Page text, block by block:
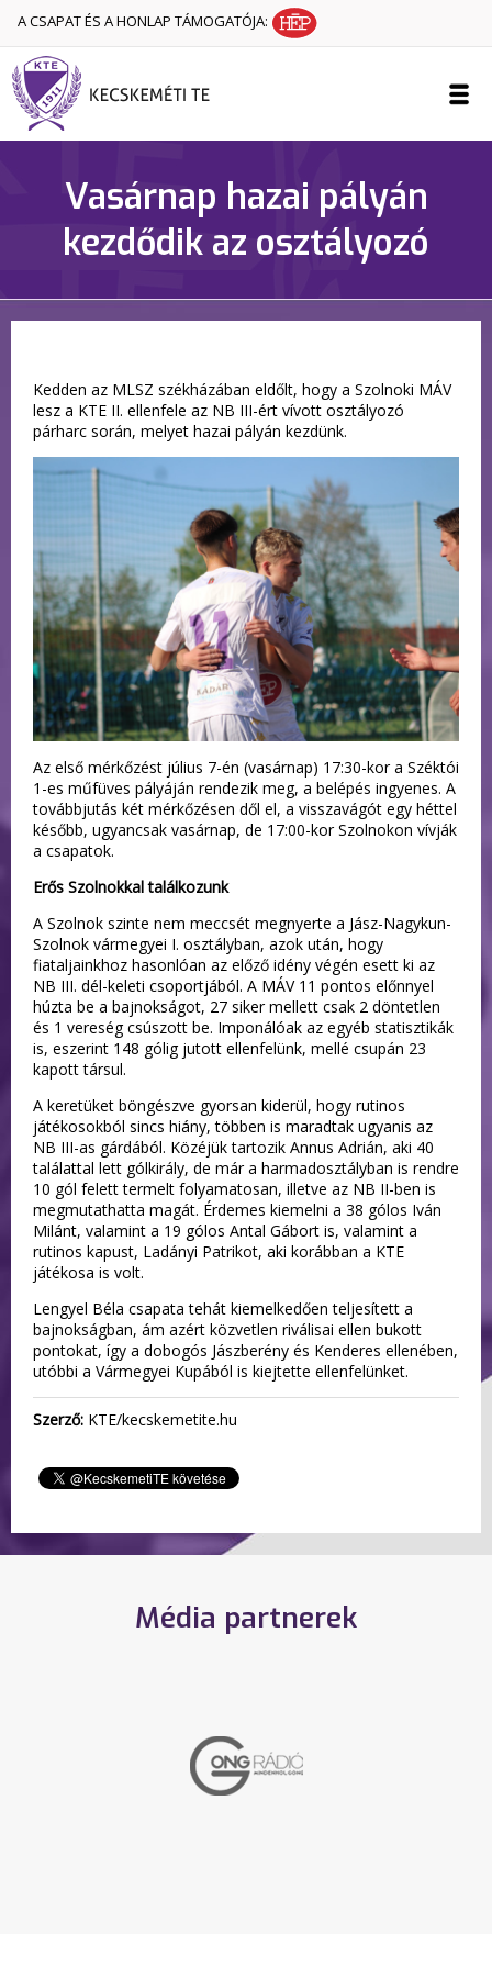
A CSAPAT ÉS A HONLAP TÁMOGATÓJA:
Vasárnap hazai pályán
kezdődik az osztályozó
Kedden az MLSZ székházában eldőlt, hogy a Szolnoki MÁV
lesz a KTE II. ellenfele az NB III-ért vívott osztályozó
párharc során, melyet hazai pályán kezdünk.
Az első mérkőzést július 7-én (vasárnap) 17:30-kor a Széktói
1-es műfüves pályáján rendezik meg, a belépés ingyenes. A
továbbjutás két mérkőzésen dől el, a visszavágót egy héttel
később, ugyancsak vasárnap, de 17:00-kor Szolnokon vívják
a csapatok.
Erős Szolnokkal találkozunk
A Szolnok szinte nem meccsét megnyerte a Jász-Nagykun-
Szolnok vármegyei I. osztályban, azok után, hogy
fiataljainkhoz hasonlóan az előző idény végén esett ki az
NB III. dél-keleti csoportjából. A MÁV 11 pontos előnnyel
húzta be a bajnokságot, 27 siker mellett csak 2 döntetlen
és 1 vereség csúszott be. Imponálóak az egyéb statisztikák
is, eszerint 148 gólig jutott ellenfelünk, mellé csupán 23
kapott társul.
A keretüket böngészve gyorsan kiderül, hogy rutinos
játékosokból sincs hiány, többen is maradtak ugyanis az
NB III-as gárdából. Közéjük tartozik Annus Adrián, aki 40
találattal lett gólkirály, de már a harmadosztályban is rendre
10 gól felett termelt folyamatosan, illetve az NB II-ben is
megmutathatta magát. Érdemes kiemelni a 38 gólos Iván
Milánt, valamint a 19 gólos Antal Gábort is, valamint a
rutinos kapust, Ladányi Patrikot, aki korábban a KTE
játékosa is volt.
Lengyel Béla csapata tehát kiemelkedően teljesített a
bajnokságban, ám azért közvetlen riválisai ellen bukott
pontokat, így a dobogós Jászberény és Kenderes ellenében,
utóbbi a Vármegyei Kupából is kiejtette ellenfelünket.
Szerző: KTE/kecskemetite.hu
Média partnerek